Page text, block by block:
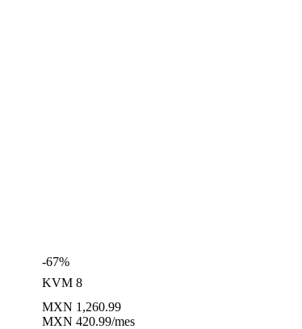
-67%
KVM 8
MXN 1,260.99
MXN 420.99/mes